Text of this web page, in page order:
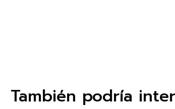
También podría